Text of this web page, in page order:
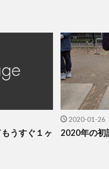
うすぐ１ヶ
2020-01-26
2020年の初